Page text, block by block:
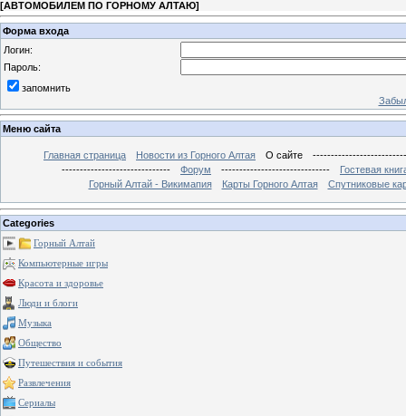
[АВТОМОБИЛЕМ ПО ГОРНОМУ АЛТАЮ]
Форма входа
Логин:
Пароль:
запомнить
Меню сайта
Главная страница Новости из Горного Алтая О сайте
------------------------------
Форум ------------------------------
Гостевая
Горный Алтай - Викимапия
Карты Горного Алтая Спутниковые
Categories
Горный Алтай
Компьютерные игры
Красота и здоровье
Люди и блоги
Музыка
Общество
Путешествия и события
Развлечения
Сериалы